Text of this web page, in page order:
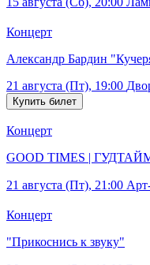
Концерт
Александр Бардин
21 августа (Пт), 19:00
Концерт
GOOD TIMES |
21 августа (Пт), 21:00
Концерт
"Прикоснись к звуку"